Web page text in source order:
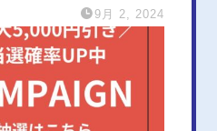
9月 2, 2024